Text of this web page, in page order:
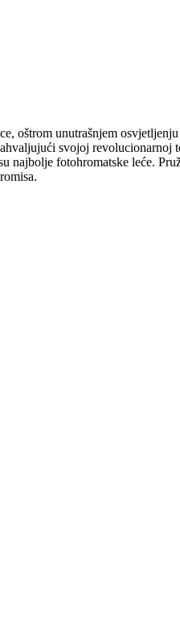
oštrom unutrašnjem
svojoj
fotohromatske leće.